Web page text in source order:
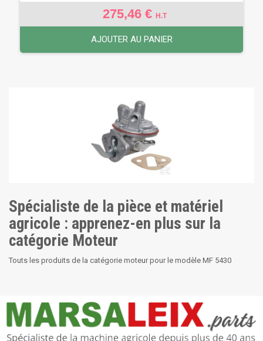
275,46 € H.T
AJOUTER AU PANIER
Spécialiste de la pièce et matériel
agricole : apprenez-en plus sur la
catégorie Moteur
Touts les produits de la catégorie moteur pour le modèle MF 5430